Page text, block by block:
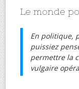
Le monde
En politique,
puissiez
permettre la
vulgaire